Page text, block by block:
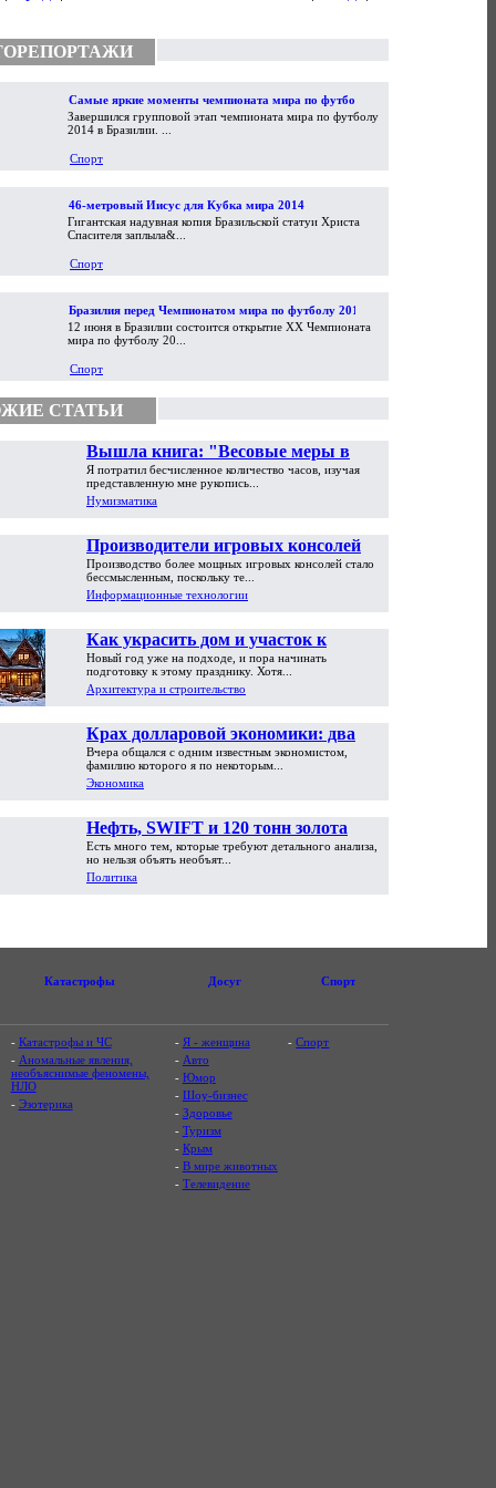
Самые яркие моменты чемпионата мира по футболу
2014
Завершился групповой этап чемпионата мира по футболу
2014 в Бразилии. ...
Спорт
46-метровый Иисус для Кубка мира 2014
Гигантская надувная копия Бразильской статуи Христа
Спасителя заплыла&...
Спорт
Бразилия перед Чемпионатом мира по футболу 2014
12 июня в Бразилии состоится открытие XX Чемпионата
мира по футболу 20...
Спорт
СТАТЬИ
Вышла книга: "Весовые меры в
торговой практике Античности и
Средневековья"
Я потратил бесчисленное количество часов, изучая
представленную мне рукопись...
Нумизматика
Производители игровых консолей
достигли предела возможностей
Производство более мощных игровых консолей стало
бессмысленным, поскольку те...
Информационные технологии
Как украсить дом и участок к
Новому году
Новый год уже на подходе, и пора начинать
подготовку к этому празднику. Хотя...
Архитектура и строительство
Крах долларовой экономики: два
пути обрушения
Вчера общался с одним известным экономистом,
фамилию которого я по некоторым...
Экономика
Нефть, SWIFT и 120 тонн золота
Есть много тем, которые требуют детального анализа,
но нельзя объять необъят...
Политика
Катастрофы Досуг Спорт
- Катастрофы и ЧС
- Аномальные явления,
необъяснимые феномены,
НЛО
- Эзотерика
- Я - женщина
- Авто
- Юмор
- Шоу-бизнес
- Здоровье
- Туризм
- Крым
- В мире животных
- Телевидение
-Спорт